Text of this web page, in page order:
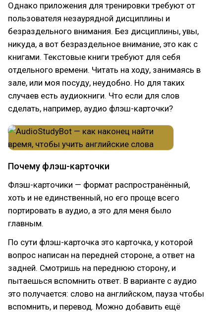
Однако приложения для тренировки требуют от
пользователя незаурядной дисциплины и
безраздельного внимания. Без дисциплины, увы,
никуда, а вот безраздельное внимание, это как с
книгами. Текстовые книги требуют для себя
отдельного времени. Читать на ходу, занимаясь в
зале, или моя посуду, неудобно. Но для таких
случаев есть аудиокниги. Что если для слов
сделать, например, аудио флэш-карточки?
Почему флэш-карточки
Флэш-карточики — формат распространённый,
хоть и не единственный, но его проще всего
портировать в аудио, а это для меня было
главным.
По сути флэш-карточка это карточка, у которой
вопрос написан на передней стороне, а ответ на
задней. Смотришь на переднюю сторону, и
пытаешься вспомнить ответ. В варианте с аудио
это получается: слово на английском, пауза чтобы
вспомнить, и перевод. Можно добавить ещё